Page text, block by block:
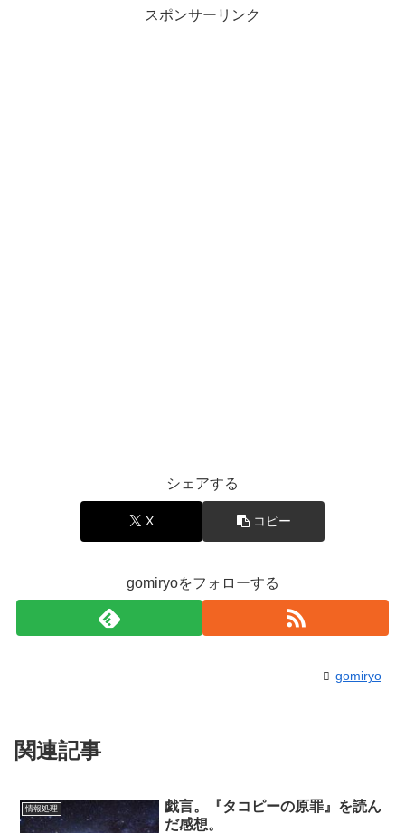
スポンサーリンク
シェアする
X コピー
gomiryoをフォローする
gomiryo
関連記事
情報処理
戯言。『タコピーの原罪』を読ん
だ感想。